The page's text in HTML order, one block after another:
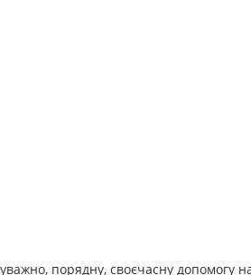
порядну, своєчасну допомогу